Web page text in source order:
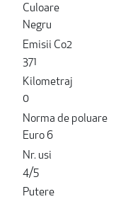
Culoare
Negru
Emisii Co2
371
Kilometraj
0
Norma de poluare
Euro 6
Nr. usi
4/5
Putere